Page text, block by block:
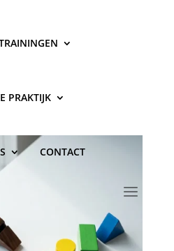
PRAKTIJK
CONTACT
worden?